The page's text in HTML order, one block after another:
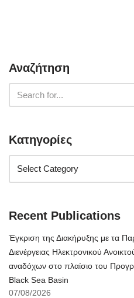
Αναζήτηση
Κατηγορίες
Recent Publications
Έγκριση της Διακήρυξης με τα
Διενέργειας Ηλεκτρονικού
αναδόχων στο πλαίσιο του
Black Sea Basin
07/08/2026